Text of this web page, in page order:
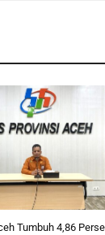
Tumbuh 4,86